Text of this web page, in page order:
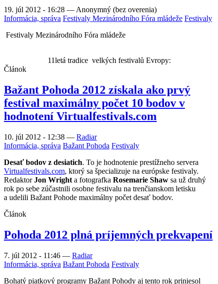
19. júl 2012 - 16:28 — Anonymný (bez overenia)
Informácia, správa Festivaly Mezinárodního Fóra mládeže Festivaly
Festivaly Mezinárodního Fóra mládeže
11letá tradice velkých festivalů Evropy:
Článok
Bažant Pohoda 2012 získala ako prvý
festival maximálny počet 10 bodov v
hodnotení Virtualfestivals.com
10. júl 2012 - 12:38 — Radiar
Informácia, správa Bažant Pohoda Festivaly
Desať bodov z desiatich. To je hodnotenie prestížneho servera
Virtualfestivals.com, ktorý sa špecializuje na európske festivaly.
RedaktorJon Wright a fotografka Rosemarie Shaw sa už druhý
rok po sebe zúčastnili osobne festivalu na trenčianskom letisku
a udelili Bažant Pohode maximálny počet desať bodov.
Článok
Pohoda 2012 plná príjemných prekvapení
7. júl 2012 - 11:46 — Radiar
Informácia, správa Bažant Pohoda Festivaly
Bohatý piatkový programy Bažant Pohody aj tento rok priniesol